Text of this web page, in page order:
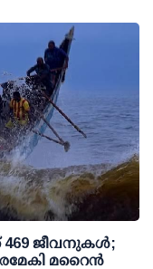
469 ജീവനുകള്‍;
മറൈന്‍